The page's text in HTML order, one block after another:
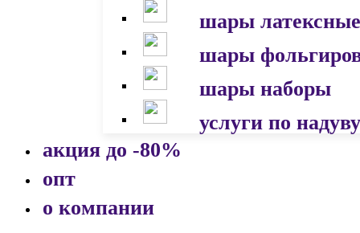
шары латексные
шары
шары наборы
услуги по надуву
акция до -80%
опт
о компании